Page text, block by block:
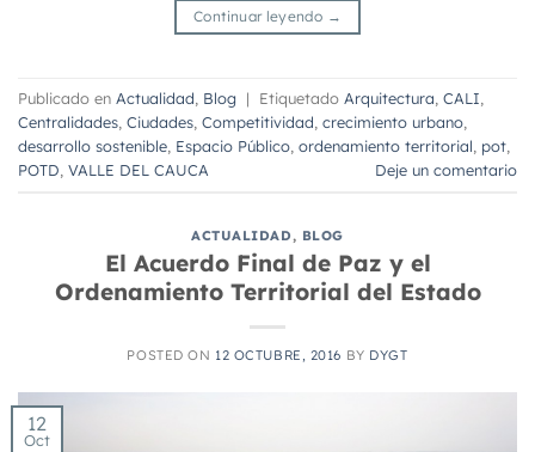
Continuar leyendo →
Publicado en Actualidad, Blog | Etiquetado Arquitectura, CALI,
Centralidades, Ciudades, Competitividad, crecimiento urbano,
desarrollo sostenible, Espacio Público, ordenamiento territorial, pot,
POTD, VALLE DEL CAUCA Deje un comentario
ACTUALIDAD, BLOG
El Acuerdo Final de Paz y el
Ordenamiento Territorial del Estado
POSTED ON 12 OCTUBRE, 2016 BY DYGT
12
Oct